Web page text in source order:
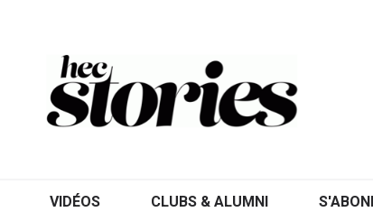
VIDÉOS CLUBS & ALUMNI